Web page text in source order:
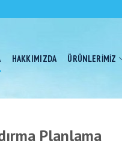
HAKKIMIZDA ÜRÜNLERIMIZ
Planlama